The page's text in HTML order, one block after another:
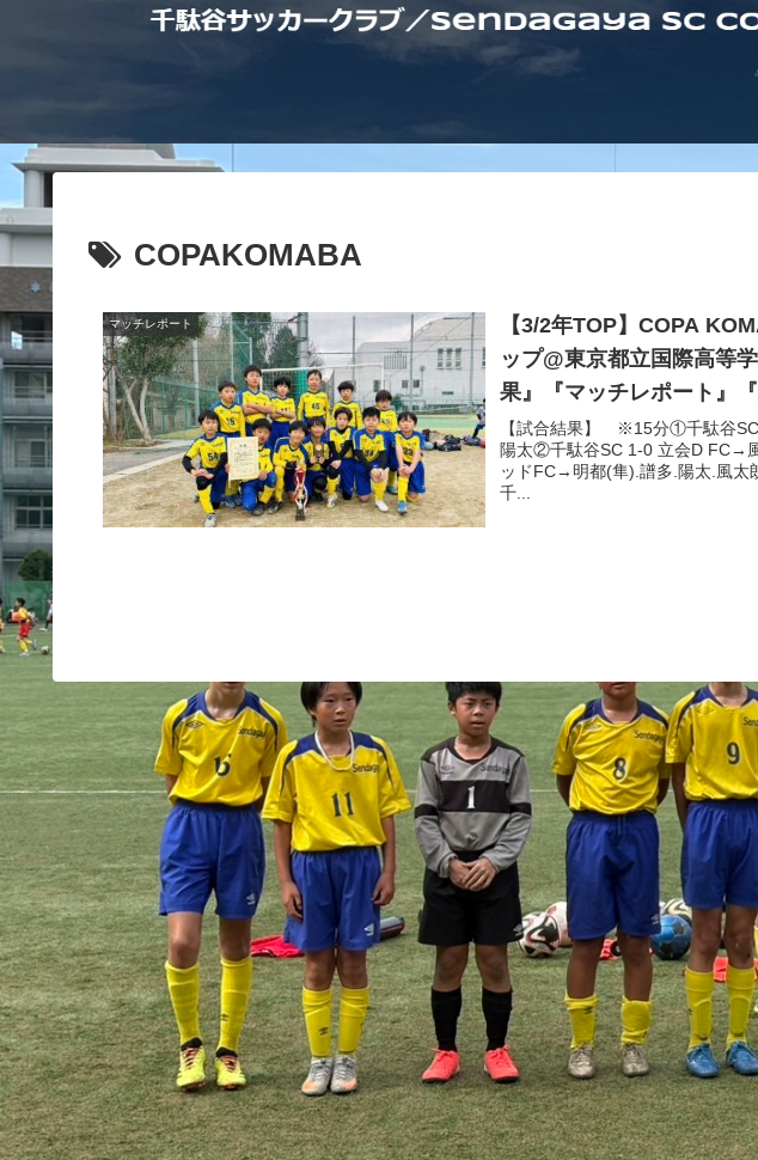
COPAKOMABA
マッチレポート
【3/2年TOP】COPA
ップ@東京都立国際高等
果』『マッチレポート』『
【試合結果】 ※15分①千駄谷
陽太②千駄谷SC 1-0 立会D FC→
ッドFC→明都(隼).譜多.陽太.風
千...